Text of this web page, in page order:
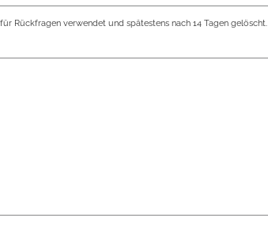
Rückfragen verwendet und spätestens nach 14 Tagen gelöscht.